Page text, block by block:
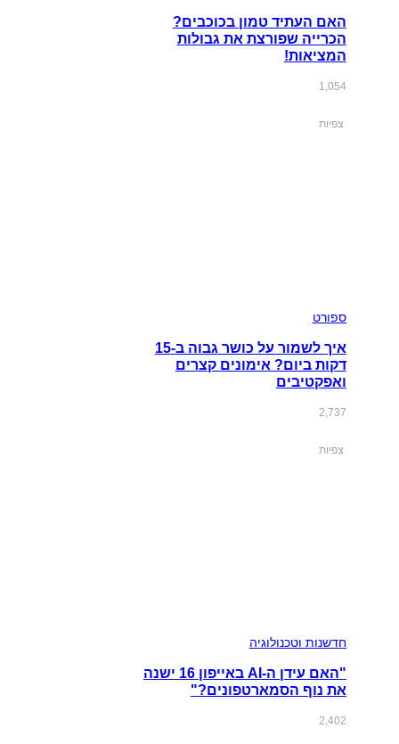
האם העתיד טמון בכוכבים?
הכרייה שפורצת את גבולות
המציאות!
1,054
צפיות
ספורט
איך לשמור על כושר גבוה ב-15
דקות ביום? אימונים קצרים
ואפקטיבים
2,737
צפיות
חדשנות וטכנולוגיה
"האם עידן ה-AI באייפון 16 ישנה
את נוף הסמארטפונים?"
2,402